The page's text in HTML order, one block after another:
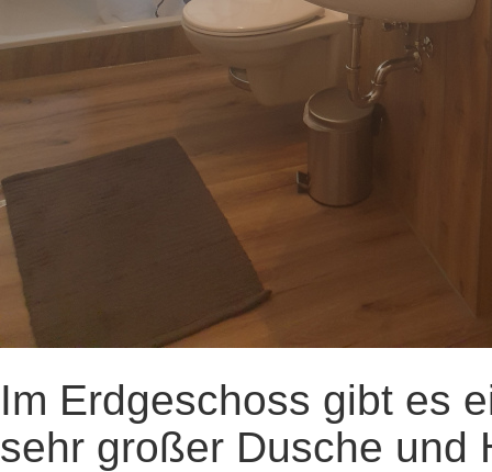
Im Erdgeschoss gibt es
sehr großer Dusche und